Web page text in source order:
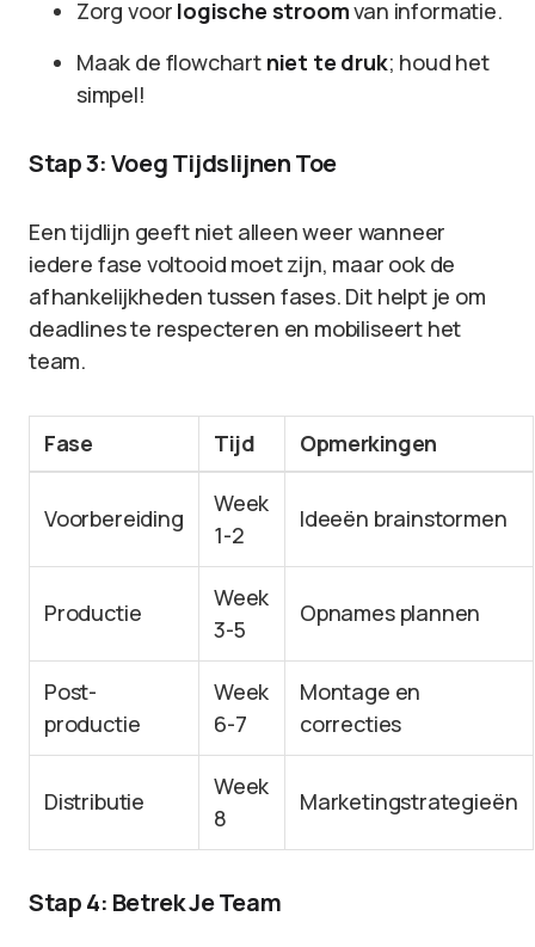
Zorg voor logische stroomvan informatie.
Maak de flowchart niet te druk; houd het
simpel!
Stap 3: Voeg Tijdslijnen Toe
Een tijdlijn geeft niet alleen weer wanneer
iedere fase voltooid moet zijn, maar ook de
afhankelijkheden tussen fases. Dit helpt je om
deadlines te respecteren en mobiliseert het
team.
Fase Tijd Opmerkingen
Voorbereiding
Week
1-2
Ideeën brainstormen
Productie
Week
3-5
Opnames plannen
Post-
productie
Week
6-7
Montage en
correcties
Distributie
Week
8
Marketingstrategieën
Stap 4: Betrek Je Team